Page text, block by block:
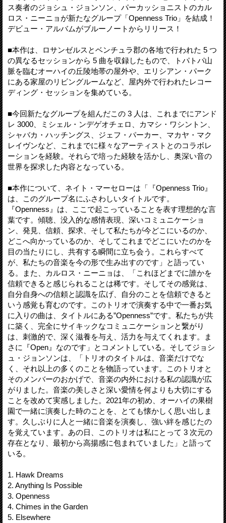
ス奏者のジョシュ・ジョンソン、パーカッショニストのカル
ロス・ニーニョが新たなグループ「Openness Trio」を結成！
デビュー・アルバムがブルーノートからリリース！
■本作は、ロサンゼルスとベンチュラ郡の各地で行われた 5 つ
の異なるセッションから 5 曲を収録したもので、トパトパ山
脈を臨むオーハイの丘陵地帯の屋外や、エリシアン・パーク
にある家屋のリビングルームなど、屋内外で行われたレコー
ディング・セッションを集めている。
■今回新たなグループを組んだこの 3 人は、これまでにアンド
レ 3000、ミシェル・ンデゲオチェロ、カマシ・ワシントン、
シャバカ・ハッチングス、ジェフ・パーカー、マカヤ・マク
レイヴンなど、これまでに様々なアーティストとのコラボレ
ーションを経験。それらで培った経験を活かし、奥深い音の
世界を探求した内容となっている。
■本作について、ネイト・マーセローは「『Openness Trio』
は、このグループ名にふさわしいタイトルです。
『Openness』は、ここで起こっていることを表す理想的な言
葉です。傾聴、没入的な感情表現、深いコミュニケーショ
ン、発見、信頼、探求、そして私たちが今どこにいるのか、
どこへ向かっているのか、そしてこれまでどこにいたのかを
目の当たりにし、共有する瞬間に立ち会う。これらすべて
が、私たちの音楽を今の形で生み出すのです」と語ってい
る。また、カルロス・ニーニョは、「これほどまでに誰かを
信頼できると感じられることは稀です。そしてその感覚は、
自分自身への信頼と認識を広げ、自分のことを信頼できると
いう感覚も育むのです。このトリオで演奏する中で一番お気
に入りの曲は、タイトルにある”Openness”です。私たちが共
に築く、完全にサイキックなコミュニケーションと繋がり
は、刺激的で、深く滋養を与え、活力を与えてくれます。ま
さに『Open』なのです」とコメントしている。そしてジョシ
ュ・ジョンソンは、「トリオのタイトルは、音楽だけでな
く、それ以上の多くのことを物語っています。このトリオと
そのメンバーのおかげで、音楽の内外における私の認識が広
がりました。音楽の美しさと深い愛情を何よりも大切にする
ことを改めて実感しました。2021年の初め、オーハイの果樹
園で一緒に演奏した時のことを、とても懐かしく思い出しま
す。久しぶりに人と一緒に音楽を演奏し、強い絆を感じたの
を覚えています。あの日、このトリオは私にとって 3 次元の
存在となり、最初から高揚感に包まれていました」と語って
いる。
1. Hawk Dreams
2. Anything Is Possible
3. Openness
4. Chimes in the Garden
5. Elsewhere